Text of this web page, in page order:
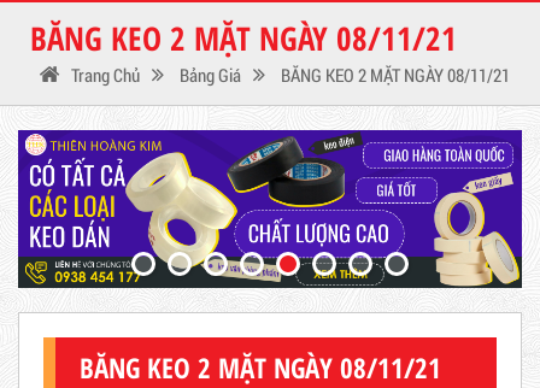
BĂNG KEO 2 MẶT NGÀY 08/11/21
Trang Chủ Bảng Giá BĂNG KEO 2 MẶT NGÀY 08/11/21
BĂNG KEO 2 MẶT NGÀY 08/11/21